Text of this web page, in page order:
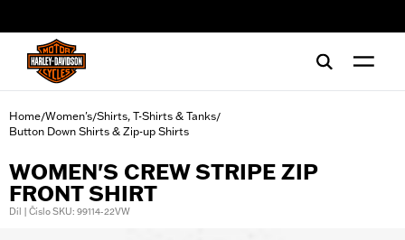
Home/Women's/Shirts, T-Shirts & Tanks/
Button Down Shirts & Zip-up Shirts
WOMEN'S CREW STRIPE ZIP
FRONT SHIRT
Díl | Číslo SKU: 99114-22VW